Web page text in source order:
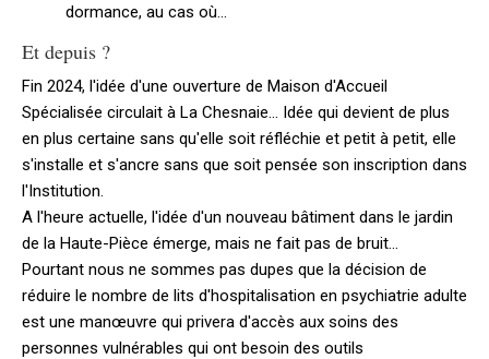
dormance, au cas où...
Et depuis ?
Fin 2024, l'idée d'une ouverture de Maison d'Accueil
Spécialisée circulait à La Chesnaie... Idée qui devient de plus
en plus certaine sans qu'elle soit réfléchie et petit à petit, elle
s'installe et s'ancre sans que soit pensée son inscription dans
l'Institution.
A l'heure actuelle, l'idée d'un nouveau bâtiment dans le jardin
de la Haute-Pièce émerge, mais ne fait pas de bruit...
Pourtant nous ne sommes pas dupes que la décision de
réduire le nombre de lits d'hospitalisation en psychiatrie adulte
est une manœuvre qui privera d'accès aux soins des
personnes vulnérables qui ont besoin des outils